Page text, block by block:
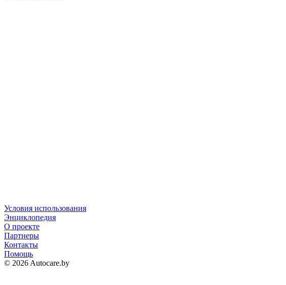
Условия использования
Энциклопедия
О проекте
Партнеры
Контакты
Помощь
© 2026 Autocare.by